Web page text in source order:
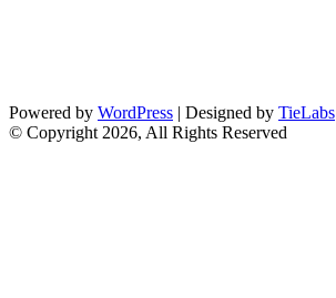
Powered by WordPress | Designed by TieLabs
© Copyright 2026, All Rights Reserved